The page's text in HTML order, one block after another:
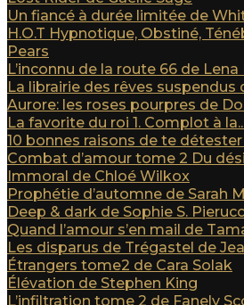
Un fiancé à durée limitée de
H.O.T Hypnotique, Obstiné,
Pears
L’inconnu de la route 66 de Lena
La librairie des rêves suspendus
Aurore: les roses pourpres de
La favorite du roi 1. Complot à
10 bonnes raisons de te détester
Combat d’amour tome 2 Du
Immoral de Chloé Wilkox
Prophétie d’automne de Sarah
Deep & dark de Sophie S.
Quand l’amour s’en mail de
Les disparus de Trégastel de
Étrangers tome2 de Cara Solak
Élévation de Stephen King
L’infiltration tome 2 de Fanely